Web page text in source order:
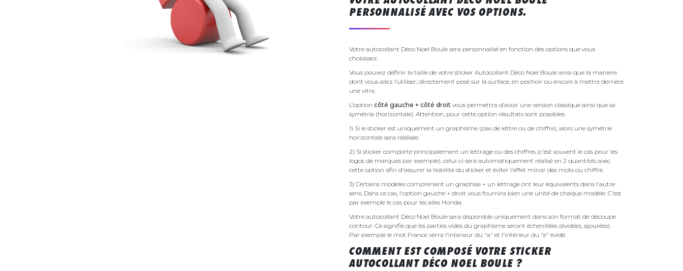
PERSONNALISÉ AVEC VOS OPTIONS.
Votre autocollant Déco Noel Boule sera personnalisé en fonction des options que vous
choisissez.
Vous pouvez définir la taille de votre sticker Autocollant Déco Noel Boule ainsi que la manière
dont vous allez l’utiliser; directement posé sur la surface, en pochoir ou encore à mettre derrière
une vitre.
L’option côté gauche + côté droit vous permettra d’avoir une version classique ainsi que sa
symétrie (horizontale). Attention, pour cette option résultats sont possibles.
1) Si le sticker est uniquement un graphisme (pas de lettre ou de chiffre), alors une symétrie
horizontale sera réalisée.
2) Si sticker comporte principalement un lettrage ou des chiffres (c'est souvent le cas pour les
logos de marques par exemple), celui-ci sera automatiquement réalisé en 2 quantités avec
cette option afin d'assurer la lisibilité du sticker et éviter l'effet miroir des mots ou chiffre.
3) Certains modèles comprenant un graphise + un lettrage ont leur équivalents dans l'autre
sens. Dans ce cas, l'option gauche + droit vous fournira bien une unité de chaque modèle. C'est
par exemple le cas pour les ailes Honda.
Votre autocollant Déco Noel Boule sera disponible uniquement dans son format de découpe
contour. Ce signifie que les parties vides du graphisme seront échenillées (évidées, ajourées).
Par exemple le mot France verra l'interieur du "a" et l'intérieur du "e" évidé.
COMMENT EST COMPOSÉ VOTRE STICKER
AUTOCOLLANT DÉCO NOEL BOULE ?